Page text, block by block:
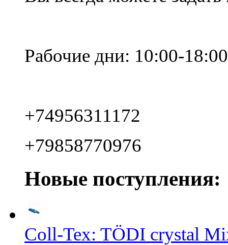
Рабочие дни: 10:00-18:00
+74956311172
+79858770976
Новые поступления:
Coll-Tex: TÖDI crystal